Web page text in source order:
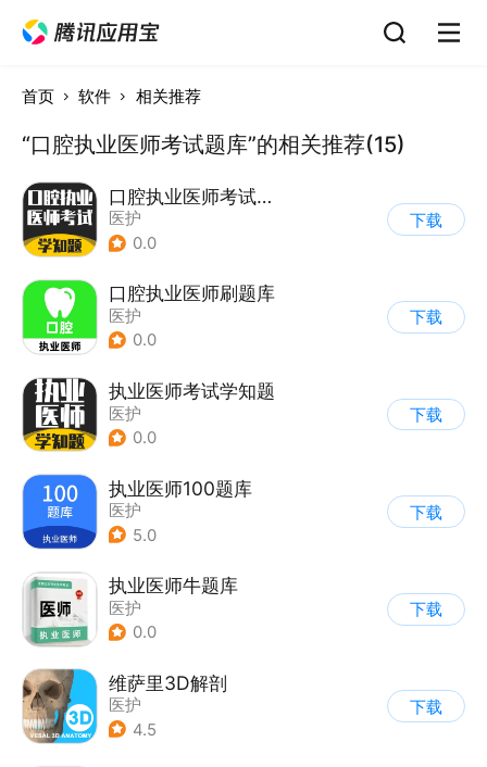
首页 软件 相关推荐
“口腔执业医师考试题库”的相关推荐(15)
口腔执业医师考试题库
医护
0.0
下载
口腔执业医师刷题库
医护
0.0
下载
执业医师考试学知题
医护
0.0
下载
执业医师100题库
医护
5.0
下载
执业医师牛题库
医护
0.0
下载
维萨里3D解剖
医护
4.5
下载